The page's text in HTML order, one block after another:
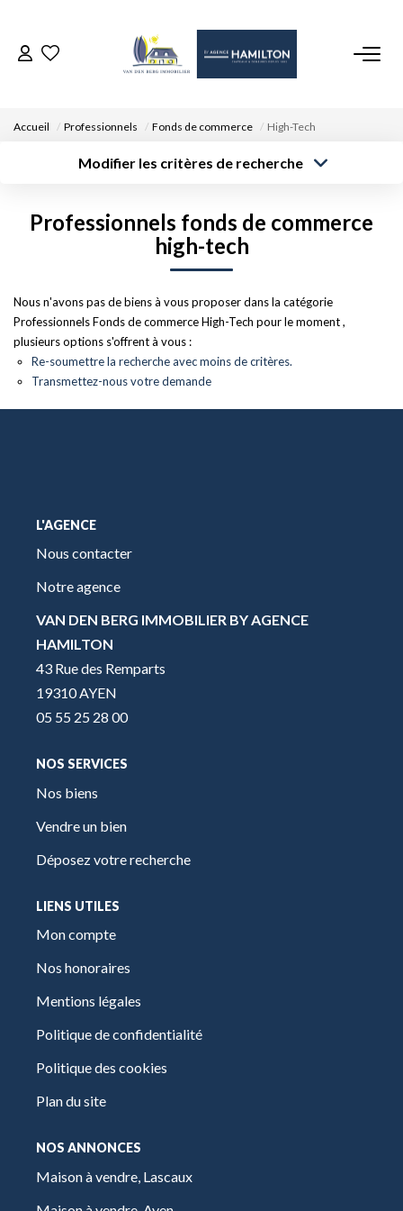
DÉPOSEZ VOTRE RECHERCHE
NOUS REJOINDRE
CONTACT
Accueil Professionnels Fonds de commerce High-Tech
Modifier les critères de recherche
Type de bien
Surface min
Professionnels fonds de commerce
high-tech
Nous n'avons pas de biens à vous proposer dans la catégorie
Professionnels Fonds de commerce High-Tech pour le moment ,
plusieurs options s'offrent à vous :
Re-soumettre la recherche avec moins de critères.
Transmettez-nous votre demande
L'AGENCE
Nous contacter
Notre agence
VAN DEN BERG IMMOBILIER BY AGENCE
HAMILTON
43 Rue des Remparts
19310 AYEN
05 55 25 28 00
NOS SERVICES
Nos biens
Vendre un bien
Déposez votre recherche
LIENS UTILES
Mon compte
Nos honoraires
Mentions légales
Politique de confidentialité
Politique des cookies
Plan du site
NOS ANNONCES
Maison à vendre, Lascaux